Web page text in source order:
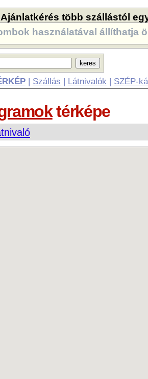
Ajánlatkérés több szállástól
használatával állíthatja
| Szállás | Látnivalók | SZÉP-
térképe